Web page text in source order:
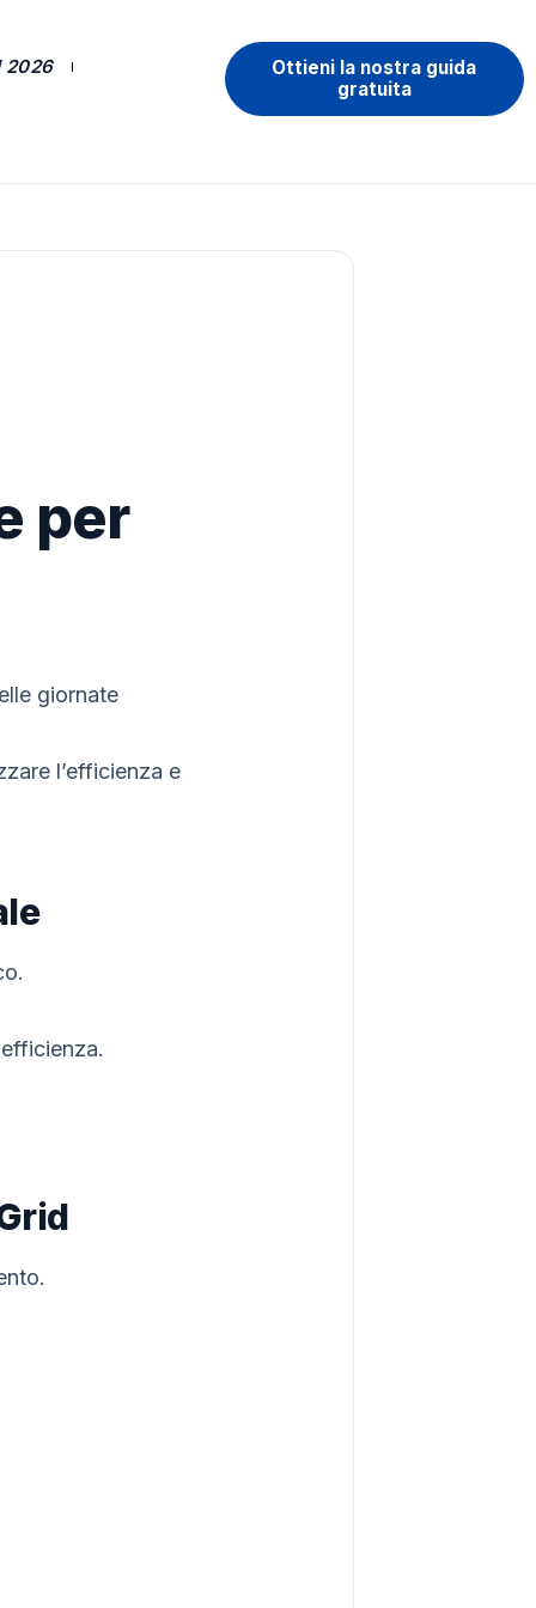
2026
Ottieni la nostra guida
gratuita
per
giornate
l’efficienza e